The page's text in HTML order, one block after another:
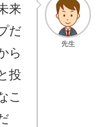
先生
来
だ
ら
投
こ